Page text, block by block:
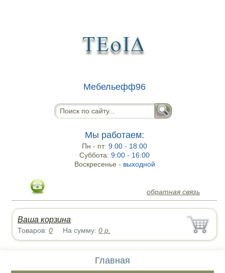
Мебельефф96
Мы работаем:
Пн - пт:9.00 - 18.00
Суббота:9:00 - 16:00
Воскресенье - выходной
обратная связь
Ваша корзина:
Товаров:0 На сумму:0 р.
Главная